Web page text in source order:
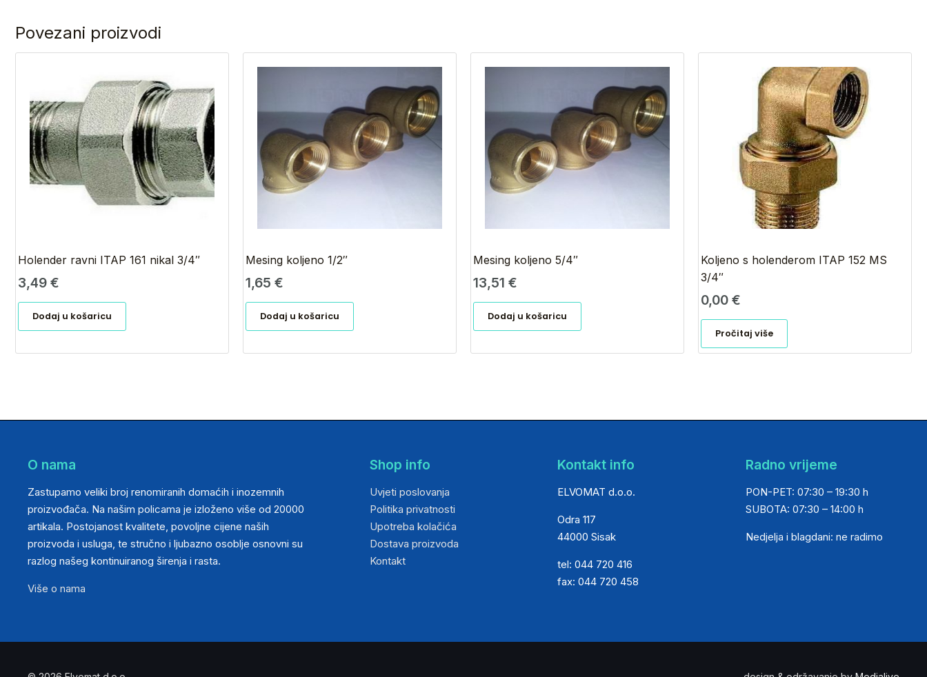
Povezani proizvodi
Holender ravni ITAP 161 nikal 3/4″
3,49€
Dodaj u košaricu
Mesing koljeno 1/2″
1,65€
Dodaj u košaricu
Mesing koljeno 5/4″
13,51€
Dodaj u košaricu
Koljeno s holenderom ITAP 152 MS
3/4″
0,00€
Pročitaj više
O nama
Zastupamo veliki broj renomiranih domaćih i inozemnih
proizvođača. Na našim policama je izloženo više od 20000
artikala. Postojanost kvalitete, povoljne cijene naših
proizvoda i usluga, te stručno i ljubazno osoblje osnovni su
razlog našeg kontinuiranog širenja i rasta.
Više o nama
Shop info
Uvjeti poslovanja
Politika privatnosti
Upotreba kolačića
Dostava proizvoda
Kontakt
Kontakt info
ELVOMAT d.o.o.
Odra 117
44000 Sisak
tel: 044 720 416
fax: 044 720 458
Radno vrijeme
PON-PET: 07:30 – 19:30 h
SUBOTA: 07:30 – 14:00 h
Nedjelja i blagdani: ne radimo